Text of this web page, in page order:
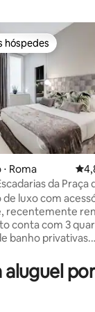
de 5, 425
hóspedes
hóspedes
Roma
da Praça
Luma Suite 29
luxo com
recentemente
conta com 3
banho privativas.
terapia cromada
quarto tem um